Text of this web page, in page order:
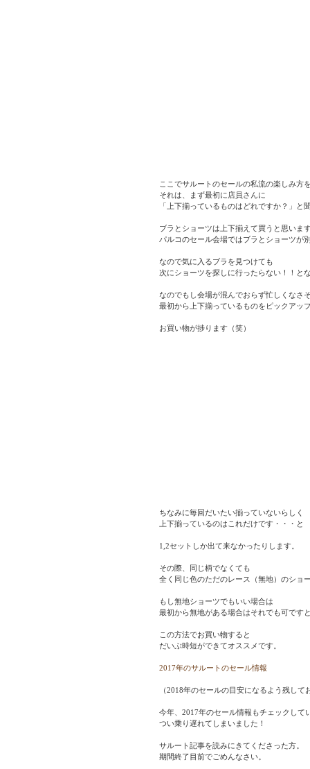
ここでサルートのセールの私流の楽しみ方
それは、まず最初に店員さんに
「上下揃っているものはどれですか？」と
ブラとショーツは上下揃えて買うと思いま
パルコのセール会場ではブラとショーツが
なので気に入るブラを見つけても
次にショーツを探しに行ったらない！！と
なのでもし会場が混んでおらず忙しくなさ
最初から上下揃っているものをピックアッ
お買い物が捗ります（笑）
ちなみに毎回だいたい揃っていないらしく
上下揃っているのはこれだけです・・・と
1,2セットしか出て来なかったりします。
その際、同じ柄でなくても
全く同じ色のただのレース（無地）のショ
もし無地ショーツでもいい場合は
最初から無地がある場合はそれでも可です
この方法でお買い物すると
だいぶ時短ができてオススメです。
2017年のサルートのセール情報
（2018年のセールの目安になるよう残して
今年、2017年のセール情報もチェックして
つい乗り遅れてしまいました！
サルート記事を読みにきてくださった方。
期間終了目前でごめんなさい。